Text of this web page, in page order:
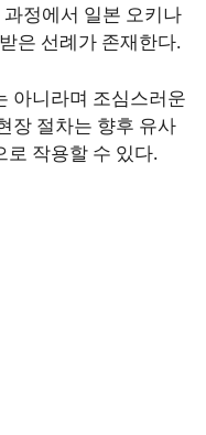
정에서 일본 오키나
은 선례가 존재한다.
아니라며 조심스러운
장 절차는 향후 유사
로 작용할 수 있다.